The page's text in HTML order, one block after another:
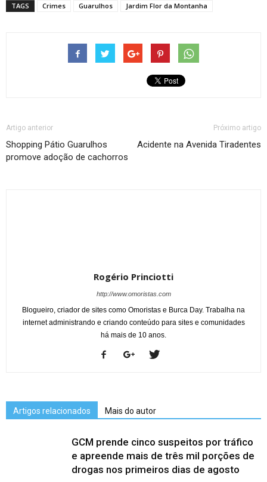
TAGS Crimes Guarulhos Jardim Flor da Montanha
Artigo anterior
Shopping Pátio Guarulhos
promove adoção de cachorros
Próximo artigo
Acidente na Avenida Tiradentes
Rogério Princiotti
http://www.omoristas.com
Blogueiro, criador de sites como Omoristas e Burca Day. Trabalha na
internet administrando e criando conteúdo para sites e comunidades
há mais de 10 anos.
Artigos relacionados Mais do autor
GCM prende cinco suspeitos por tráfico
e apreende mais de três mil porções de
drogas nos primeiros dias de agosto